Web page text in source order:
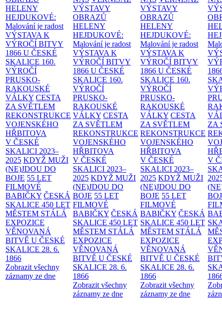
HELENY
HEJDUKOVÉ:
Malování je radost
VÝSTAVA K
VÝROČÍ BITVY
1866 U ČESKÉ
SKALICE 160.
VÝROČÍ
PRUSKO-
RAKOUSKÉ
VÁLKY CESTA
ZA SVĚTLEM
REKONSTRUKCE
VOJENSKÉHO
HŘBITOVA
V ČESKÉ
SKALICI 2023–
2025 KDYŽ MUŽI
(NE)JDOU DO
BOJE 55 LET
FILMOVÉ
BABIČKY ČESKÁ
SKALICE 450 LET
MĚSTEM STÁLÁ
EXPOZICE
VĚNOVANÁ
BITVĚ U ČESKÉ
SKALICE 28. 6.
1866
Zobrazit všechny
záznamy ze dne
VÝSTAVY
OBRAZŮ
HELENY
HEJDUKOVÉ:
Malování je radost
VÝSTAVA K
VÝROČÍ BITVY
1866 U ČESKÉ
SKALICE 160.
VÝROČÍ
PRUSKO-
RAKOUSKÉ
VÁLKY CESTA
ZA SVĚTLEM
REKONSTRUKCE
VOJENSKÉHO
HŘBITOVA
V ČESKÉ
SKALICI 2023–
2025 KDYŽ MUŽI
(NE)JDOU DO
BOJE 55 LET
FILMOVÉ
BABIČKY ČESKÁ
SKALICE 450 LET
MĚSTEM STÁLÁ
EXPOZICE
VĚNOVANÁ
BITVĚ U ČESKÉ
SKALICE 28. 6.
1866
Zobrazit všechny
záznamy ze dne
VÝSTAVY
OBRAZŮ
HELENY
HEJDUKOVÉ:
Malování je radost
VÝSTAVA K
VÝROČÍ BITVY
1866 U ČESKÉ
SKALICE 160.
VÝROČÍ
PRUSKO-
RAKOUSKÉ
VÁLKY CESTA
ZA SVĚTLEM
REKONSTRUKCE
VOJENSKÉHO
HŘBITOVA
V ČESKÉ
SKALICI 2023–
2025 KDYŽ MUŽI
(NE)JDOU DO
BOJE 55 LET
FILMOVÉ
BABIČKY ČESKÁ
SKALICE 450 LET
MĚSTEM STÁLÁ
EXPOZICE
VĚNOVANÁ
BITVĚ U ČESKÉ
SKALICE 28. 6.
1866
Zobrazit všechny
záznamy ze dne
ZA
V